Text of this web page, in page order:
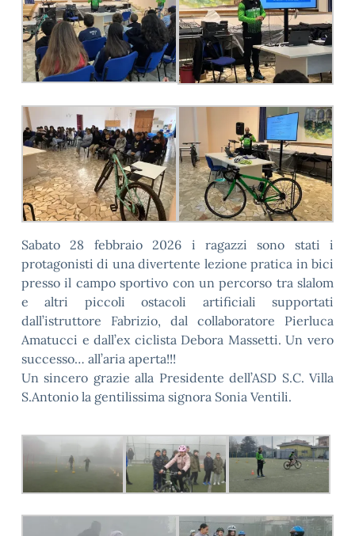
Sabato 28 febbraio 2026 i ragazzi sono stati i
protagonisti di una divertente lezione pratica in bici
presso il campo sportivo con un percorso tra slalom
e altri piccoli ostacoli artificiali supportati
dall’istruttore Fabrizio, dal collaboratore Pierluca
Amatucci e dall’ex ciclista Debora Massetti. Un vero
successo… all’aria aperta!!!
Un sincero grazie alla Presidente dell’ASD S.C. Villa
S.Antonio la gentilissima signora Sonia Ventili.